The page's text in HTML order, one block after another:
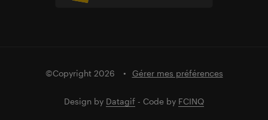
©Copyright 2026 Gérer mes préférences
Design by Datagif - Code by FCINQ